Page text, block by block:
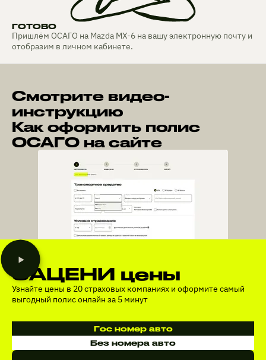
ГОТОВО
Пришлём ОСАГО на Mazda MX-6 на вашу электронную почту и
отобразим в личном кабинете.
Смотрите видео-
инструкцию
Как оформить полис
ОСАГО на сайте
ЗАЦЕНИ цены
Узнайте цены в 20 страховых компаниях и оформите самый
выгодный полис онлайн за 5 минут
Гос номер авто
Без номера авто